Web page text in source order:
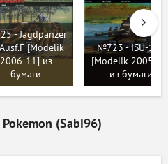
- Jagdpanzer
[Modelik
2006-11] из
бумаги
№723 - ISU-122
[Modelik 2005-
из бумаги
(Sabi96)